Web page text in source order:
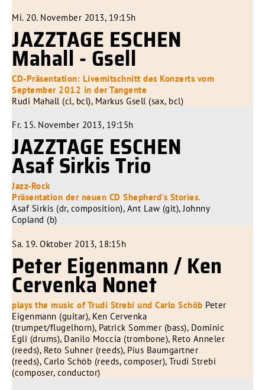
Mi. 20. November 2013, 19:15h
JAZZTAGE ESCHEN
Mahall - Gsell
CD-Präsentation: Livemitschnitt des Konzerts vom
September 2012 in der Tangente
Rudi Mahall (cl, bcl), Markus Gsell (sax, bcl)
Fr. 15. November 2013, 19:15h
JAZZTAGE ESCHEN
Asaf Sirkis Trio
Jazz-Rock
Präsentation der neuen CD Shepherd's Stories.
Asaf Sirkis (dr, composition), Ant Law (git), Johnny
Copland (b)
Sa. 19. Oktober 2013, 18:15h
Peter Eigenmann / Ken
Cervenka Nonet
plays the music of Trudi Strebi und Carlo Schöb Peter
Eigenmann (guitar), Ken Cervenka
(trumpet/flugelhorn), Patrick Sommer (bass), Dominic
Egli (drums), Danilo Moccia (trombone), Reto Anneler
(reeds), Reto Suhner (reeds), Pius Baumgartner
(reeds), Carlo Schöb (reeds, composer), Trudi Strebi
(composer, conductor)